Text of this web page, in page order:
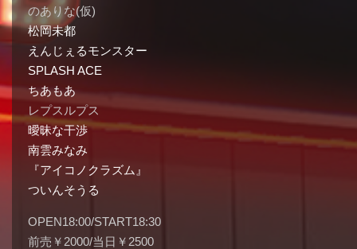
のありな(仮)
松岡未都
えんじぇるモンスター
SPLASH ACE
ちあもあ
レプスルプス
曖昧な干渉
南雲みなみ
『アイコノクラズム』
ついんそうる
OPEN18:00/START18:30
前売￥2000/当日￥2500